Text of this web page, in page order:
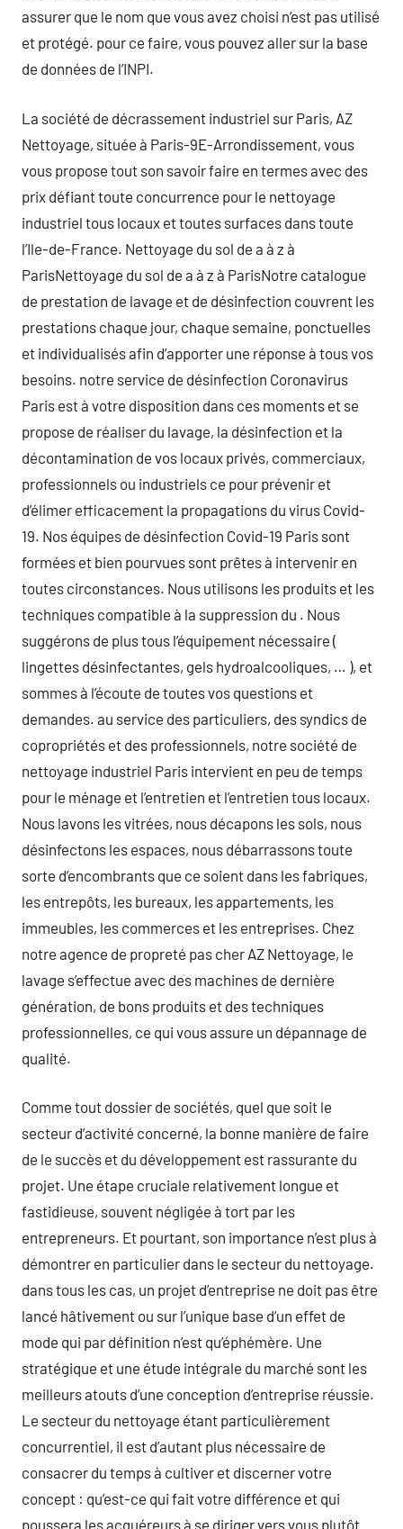
assurer que le nom que vous avez choisi n’est pas utilisé
et protégé. pour ce faire, vous pouvez aller sur la base
de données de l’INPI.
La société de décrassement industriel sur Paris, AZ
Nettoyage, située à Paris-9E-Arrondissement, vous
vous propose tout son savoir faire en termes avec des
prix défiant toute concurrence pour le nettoyage
industriel tous locaux et toutes surfaces dans toute
l’Ile-de-France. Nettoyage du sol de a à z à
ParisNettoyage du sol de a à z à ParisNotre catalogue
de prestation de lavage et de désinfection couvrent les
prestations chaque jour, chaque semaine, ponctuelles
et individualisés afin d’apporter une réponse à tous vos
besoins. notre service de désinfection Coronavirus
Paris est à votre disposition dans ces moments et se
propose de réaliser du lavage, la désinfection et la
décontamination de vos locaux privés, commerciaux,
professionnels ou industriels ce pour prévenir et
d’élimer efficacement la propagations du virus Covid-
19. Nos équipes de désinfection Covid-19 Paris sont
formées et bien pourvues sont prêtes à intervenir en
toutes circonstances. Nous utilisons les produits et les
techniques compatible à la suppression du . Nous
suggérons de plus tous l’équipement nécessaire (
lingettes désinfectantes, gels hydroalcooliques, … ), et
sommes à l’écoute de toutes vos questions et
demandes. au service des particuliers, des syndics de
copropriétés et des professionnels, notre société de
nettoyage industriel Paris intervient en peu de temps
pour le ménage et l’entretien et l’entretien tous locaux.
Nous lavons les vitrées, nous décapons les sols, nous
désinfectons les espaces, nous débarrassons toute
sorte d’encombrants que ce soient dans les fabriques,
les entrepôts, les bureaux, les appartements, les
immeubles, les commerces et les entreprises. Chez
notre agence de propreté pas cher AZ Nettoyage, le
lavage s’effectue avec des machines de dernière
génération, de bons produits et des techniques
professionnelles, ce qui vous assure un dépannage de
qualité.
Comme tout dossier de sociétés, quel que soit le
secteur d’activité concerné, la bonne manière de faire
de le succès et du développement est rassurante du
projet. Une étape cruciale relativement longue et
fastidieuse, souvent négligée à tort par les
entrepreneurs. Et pourtant, son importance n’est plus à
démontrer en particulier dans le secteur du nettoyage.
dans tous les cas, un projet d’entreprise ne doit pas être
lancé hâtivement ou sur l’unique base d’un effet de
mode qui par définition n’est qu’éphémère. Une
stratégique et une étude intégrale du marché sont les
meilleurs atouts d’une conception d’entreprise réussie.
Le secteur du nettoyage étant particulièrement
concurrentiel, il est d’autant plus nécessaire de
consacrer du temps à cultiver et discerner votre
concept : qu’est-ce qui fait votre différence et qui
poussera les acquéreurs à se diriger vers vous plutôt